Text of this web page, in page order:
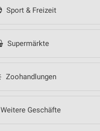
Sport & Freizeit
Supermärkte
Zoohandlungen
Weitere Geschäfte